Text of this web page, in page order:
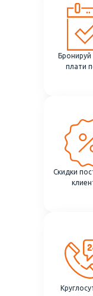
Бронируй
плати
Скидки